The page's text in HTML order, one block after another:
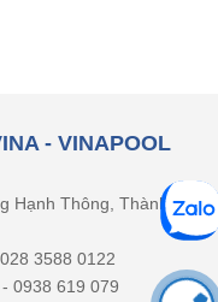
- VINAPOOL
Hạnh Thông, Thành phố
3588 0122
0938 619 079